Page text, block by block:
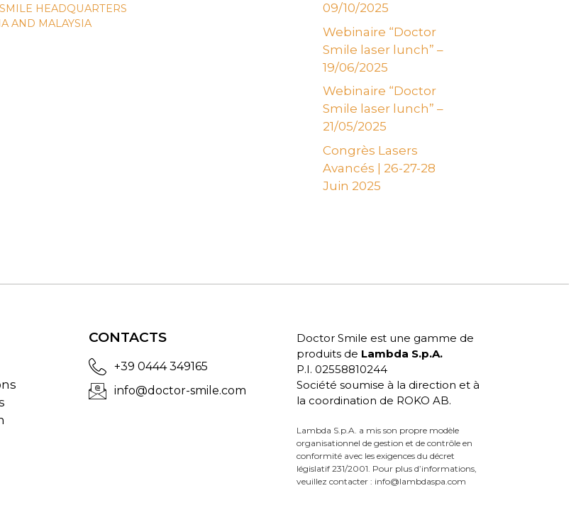
HEADQUARTERS
AND MALAYSIA
09/10/2025
Webinaire “Doctor
Smile laser lunch” –
19/06/2025
Webinaire “Doctor
Smile laser lunch” –
21/05/2025
Congrès Lasers
Avancés | 26-27-28
Juin 2025
CONTACTS
+39 0444 349165
info@doctor-smile.com
Doctor Smile est une gamme de
produits de Lambda S.p.A.
P.I. 02558810244
Société soumise à la direction et à
la coordination de ROKO AB.
Lambda S.p.A. a mis son propre modèle
organisationnel de gestion et de contrôle en
conformité avec les exigences du décret
législatif 231/2001. Pour plus d’informations,
veuillez contacter : info@lambdaspa.com